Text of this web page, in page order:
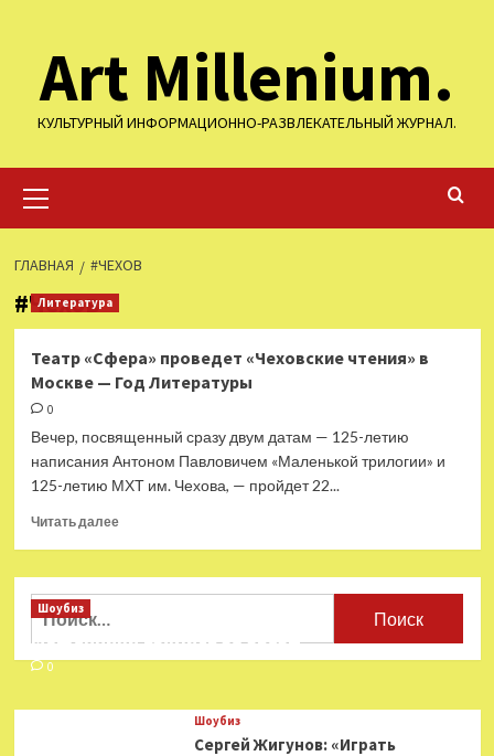
содержимому
Art Millenium.
КУЛЬТУРНЫЙ ИНФОРМАЦИОННО-РАЗВЛЕКАТЕЛЬНЫЙ ЖУРНАЛ.
меню
ГЛАВНАЯ #ЧЕХОВ
#Чехов
Литература
Театр «Сфера» проведет «Чеховские чтения» в
Москве — Год Литературы
0
Вечер, посвященный сразу двум датам — 125-летию
написания Антоном Павловичем «Маленькой трилогии» и
125-летию МХТ им. Чехова, — пройдет 22...
Читать далееПрочитать
Театр
«Чеховские
чтения»
Москве
Найти:
Шоубиз
Мошенники взялись за звезд
0
Шоубиз
Сергей Жигунов: «Играть